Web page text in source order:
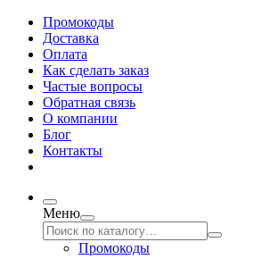
Промокоды
Доставка
Оплата
Как сделать заказ
Частые вопросы
Обратная связь
О компании
Блог
Контакты
Меню
Промокоды